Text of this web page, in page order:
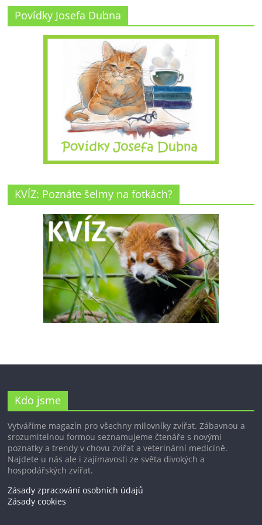
Povídky Josefa Dubna
KVÍZ: Poznáte šelmy na fotkách?
Kdo jsme
Vytváříme magazín pro všechny milovníky zvířat. Zábavnou a
srozumitelnou formou seznamujeme čtenáře s novými
poznatky a trendy v chovu zvířat a veterinární medicíně.
Najdete u nás ale i zajímavosti ze světa divokých a
hospodářských zvířat.
Zásady zpracování osobních údajů
Zásady cookies